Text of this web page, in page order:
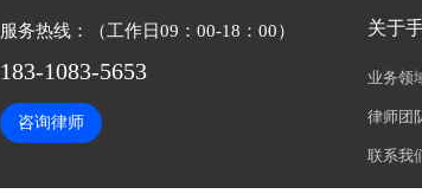
服务热线：（工作日09：00-18：00）
183-1083-5653
咨询律师
关于
业务领
律师团
联系我